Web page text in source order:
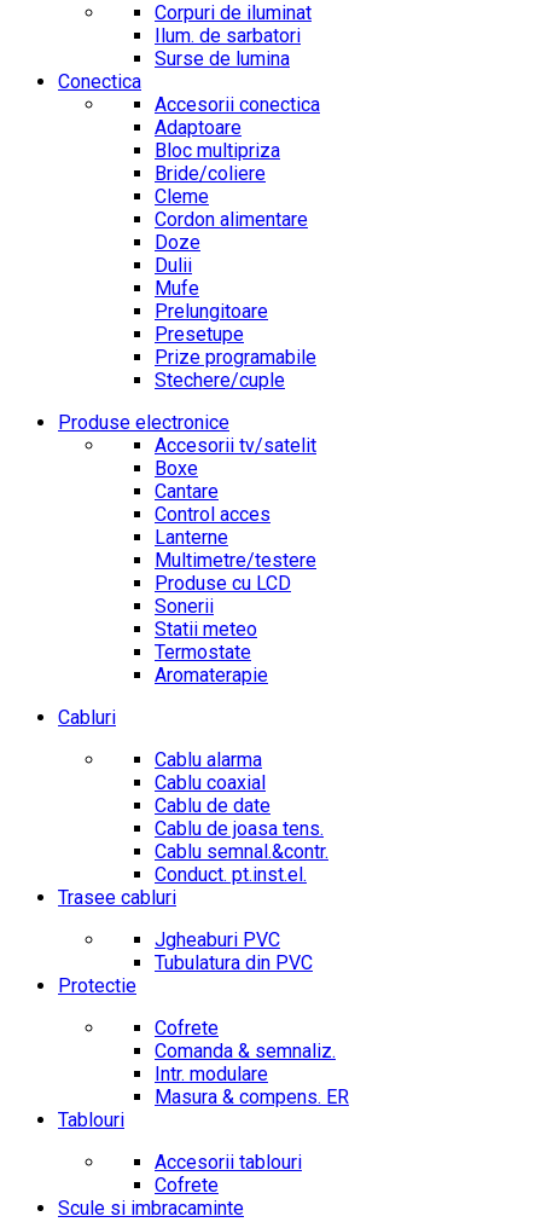
Corpuri de iluminat
Ilum. de sarbatori
Surse de lumina
Conectica
Accesorii conectica
Adaptoare
Bloc multipriza
Bride/coliere
Cleme
Cordon alimentare
Doze
Dulii
Mufe
Prelungitoare
Presetupe
Prize programabile
Stechere/cuple
Produse electronice
Accesorii tv/satelit
Boxe
Cantare
Control acces
Lanterne
Multimetre/testere
Produse cu LCD
Sonerii
Statii meteo
Termostate
Aromaterapie
Cabluri
Cablu alarma
Cablu coaxial
Cablu de date
Cablu de joasa tens.
Cablu semnal.&contr.
Conduct. pt.inst.el.
Trasee cabluri
Jgheaburi PVC
Tubulatura din PVC
Protectie
Cofrete
Comanda & semnaliz.
Intr. modulare
Masura & compens. ER
Tablouri
Accesorii tablouri
Cofrete
Scule si imbracaminte